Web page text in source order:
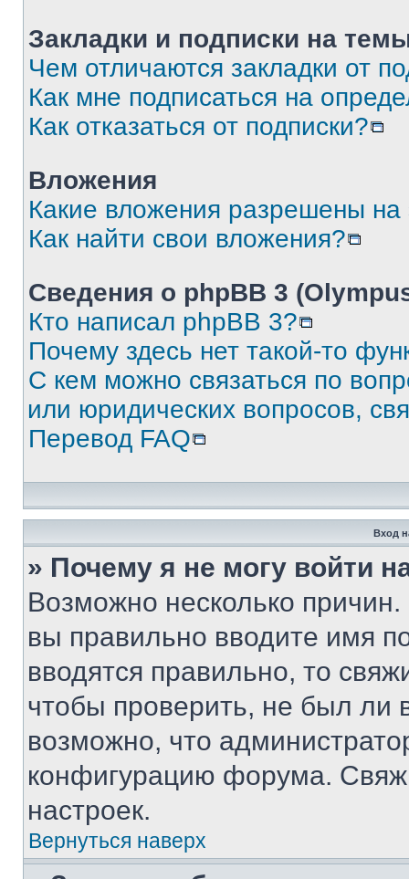
Закладки и подписки на
Чем отличаются закладки от
Как мне подписаться на
Как отказаться от подписки?
Вложения
Какие вложения разрешены
Как найти свои вложения?
Сведения о phpBB 3
Кто написал phpBB 3?
Почему здесь нет такой-то
С кем можно связаться по
или юридических вопросов,
Перевод FAQ
Вход
» Почему я не могу войти
Возможно несколько
вы правильно вводите имя
вводятся правильно, то
чтобы проверить, не был ли
возможно, что
конфигурацию форума.
настроек.
Вернуться наверх